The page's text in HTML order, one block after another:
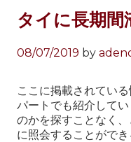
タイに長期間
08/07/2019 by
ここに掲載されてい
パートでも紹介して
のかを探すことなく
に照会することがで